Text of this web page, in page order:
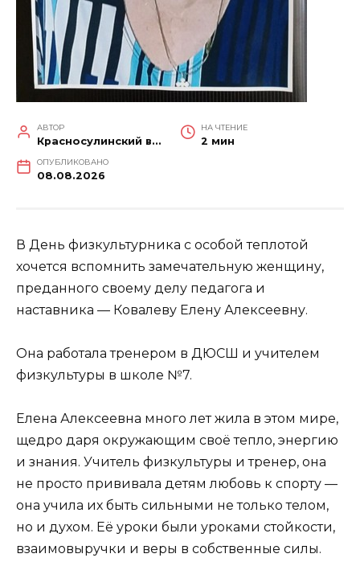
АВТОР
Красносулинский вестник
НА ЧТЕНИЕ
2 мин
ОПУБЛИКОВАНО
08.08.2026
В День физкультурника с особой теплотой
хочется вспомнить замечательную женщину,
преданного своему делу педагога и
наставника — Ковалеву Елену Алексеевну.
Она работала тренером в ДЮСШ и учителем
физкультуры в школе №7.
Елена Алексеевна много лет жила в этом мире,
щедро даря окружающим своё тепло, энергию
и знания. Учитель физкультуры и тренер, она
не просто прививала детям любовь к спорту —
она учила их быть сильными не только телом,
но и духом. Её уроки были уроками стойкости,
взаимовыручки и веры в собственные силы.